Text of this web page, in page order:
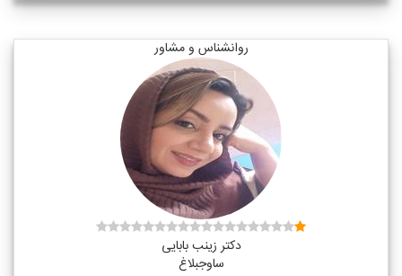
روانشناس و مشاور
دکتر زینب بابایی
ساوجبلاغ